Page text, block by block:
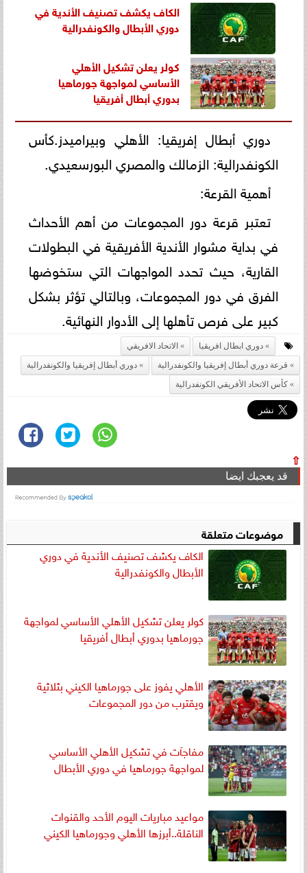
الكاف يكشف تصنيف الأندية في
دوري الأبطال والكونفدرالية
كولر يعلن تشكيل الأهلي
الأساسي لمواجهة جورماهيا
بدوري أبطال أفريقيا
دوري أبطال إفريقيا: الأهلي وبيراميدز.كأس
الكونفدرالية: الزمالك والمصري البورسعيدي.
أهمية القرعة:
تعتبر قرعة دور المجموعات من أهم الأحداث
في بداية مشوار الأندية الأفريقية في البطولات
القارية، حيث تحدد المواجهات التي ستخوضها
الفرق في دور المجموعات، وبالتالي تؤثر بشكل
كبير على فرص تأهلها إلى الأدوار النهائية.
دوري ابطال افريقيا
الاتحاد الافريقي
قرعة دوري أبطال إفريقيا والكونفدرالية
دوري أبطال إفريقيا والكونفدرالية
كأس الاتحاد الأفريقي الكونفدرالية
⇧
قد يعجبك ايضا
موضوعات متعلقة
الكاف يكشف تصنيف الأندية في دوري
الأبطال والكونفدرالية
كولر يعلن تشكيل الأهلي الأساسي لمواجهة
جورماهيا بدوري أبطال أفريقيا
الأهلي يفوز على جورماهيا الكيني بثلاثية
ويقترب من دور المجموعات
مفاجآت في تشكيل الأهلي الأساسي
لمواجهة جورماهيا في دوري الأبطال
مواعيد مباريات اليوم الأحد والقنوات
الناقلة..أبرزها الأهلي وجورماهيا الكيني